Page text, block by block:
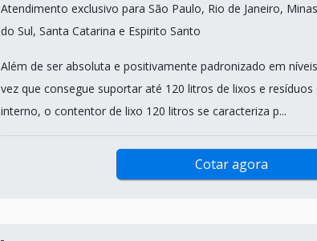
Atendimento exclusivo para São Paulo, Rio de Janeiro,
do Sul, Santa Catarina e Espirito Santo
Além de ser absoluta e positivamente padronizado em
vez que consegue suportar até 120 litros de lixos e
interno, o contentor de lixo 120 litros se caracteriza p...
Cotar agora